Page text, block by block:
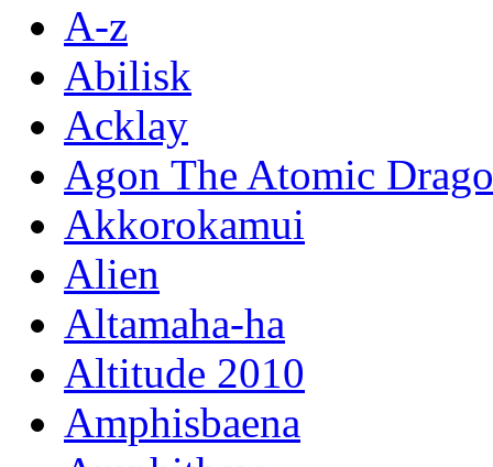
A-z
Abilisk
Acklay
Agon The Atomic
Akkorokamui
Alien
Altamaha-ha
Altitude 2010
Amphisbaena